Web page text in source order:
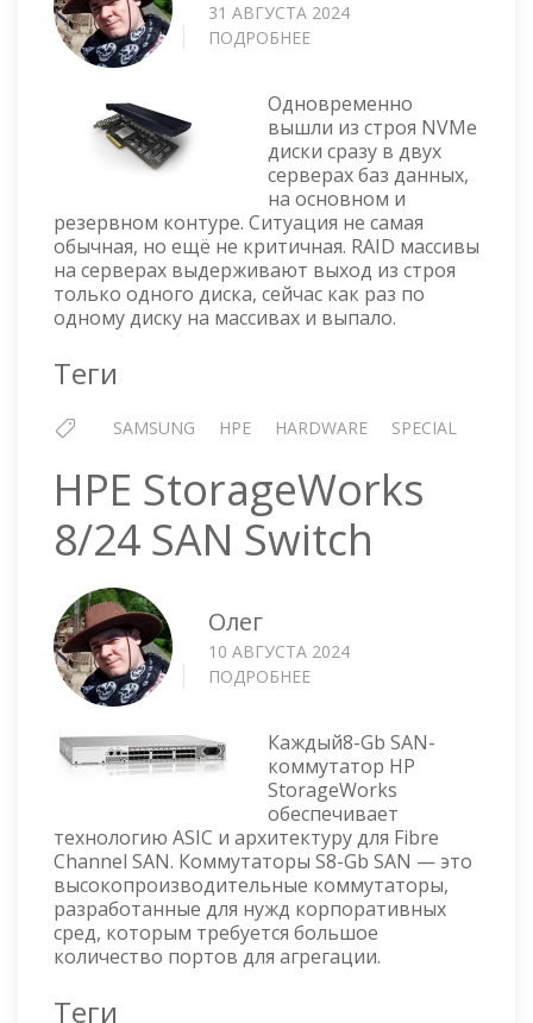
31 АВГУСТА 2024
ПОДРОБНЕЕ
СТРОЯ
ДИСКИ
СРАЗУ
В
ДВУХ
СЕРВЕРАХ
Одновременно
вышли из строя NVMe
диски сразу в двух
серверах баз данных,
на основном и
резервном контуре. Ситуация не самая
обычная, но ещё не критичная. RAID массивы
на серверах выдерживают выход из строя
только одного диска, сейчас как раз по
одному диску на массивах и выпало.
Теги
SAMSUNG HPE HARDWARE SPECIAL
HPE StorageWorks
8/24 SAN Switch
Олег
10 АВГУСТА 2024
ПОДРОБНЕЕ
8/24
SAN
SWITCH
Каждый8-Gb SAN-
коммутатор HP
StorageWorks
обеспечивает
технологию ASIC и архитектуру для Fibre
Channel SAN. Коммутаторы S8-Gb SAN — это
высокопроизводительные коммутаторы,
разработанные для нужд корпоративных
сред, которым требуется большое
количество портов для агрегации.
Теги